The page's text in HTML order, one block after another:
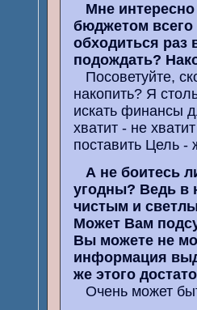
Мне
бюджетом всего
обходиться раз
подождать?
Посоветуйте,
накопить? Я
искать финансы
хватит - не
поставить Цель -
А не боитесь
угодны? Ведь в
чистым и
Может Вам
Вы можете не
информация
же этого
Очень может